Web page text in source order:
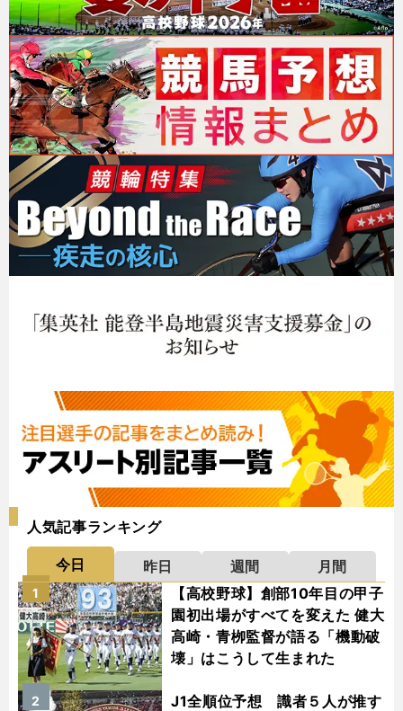
人気記事ランキング
今日 昨日 週間
月間
【高校野球】創部10年目の甲子
園初出場がすべてを変えた 健大
高崎・青栁監督が語る「機動破
壊」はこうして生まれた
1
J1全順位予想 識者５人が推す
2